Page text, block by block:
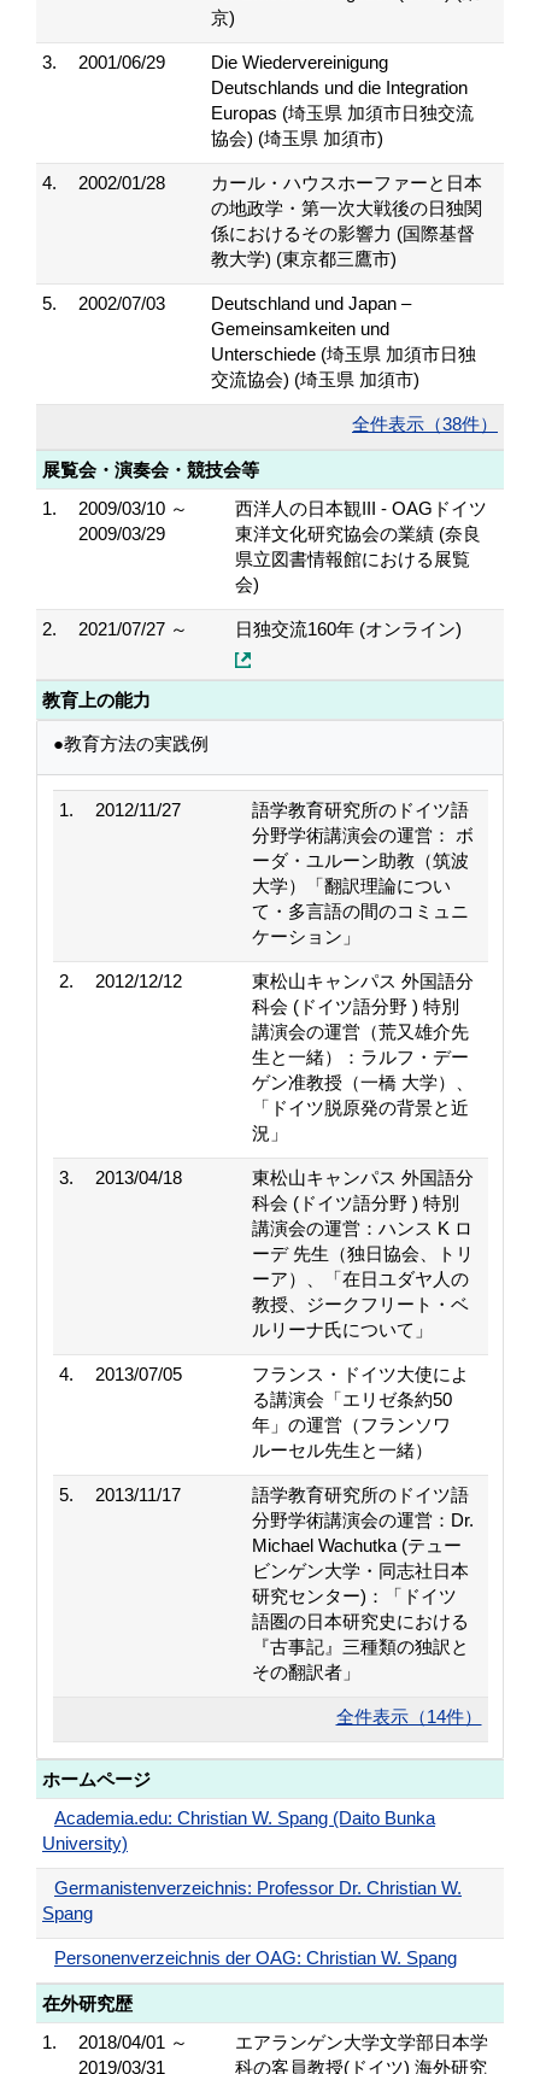
京)
3. 2001/06/29
Die Wiedervereinigung
Deutschlands und die Integration
Europas (埼玉県 加須市日独交流
協会) (埼玉県 加須市)
4. 2002/01/28
カール・ハウスホーファーと日本
の地政学・第一次大戦後の日独関
係におけるその影響力 (国際基督
教大学) (東京都三鷹市)
5. 2002/07/03
Deutschland und Japan –
Gemeinsamkeiten und
Unterschiede (埼玉県 加須市日独
交流協会) (埼玉県 加須市)
全件表示（38件）
展覧会・演奏会・競技会等
1.
2009/03/10 ～
2009/03/29
西洋人の日本観III - OAGドイツ
東洋文化研究協会の業績 (奈良
県立図書情報館における展覧
会)
2. 2021/07/27 ～ 日独交流160年 (オンライン)
教育上の能力
●教育方法の実践例
1. 2012/11/27
語学教育研究所のドイツ語
分野学術講演会の運営： ボ
ーダ・ユルーン助教（筑波
大学）「翻訳理論につい
て・多言語の間のコミュニ
ケーション」
2. 2012/12/12
東松山キャンパス 外国語分
科会 (ドイツ語分野 ) 特別
講演会の運営（荒又雄介先
生と一緒）：ラルフ・デー
ゲン准教授（一橋 大学）、
「ドイツ脱原発の背景と近
況」
3. 2013/04/18
東松山キャンパス 外国語分
科会 (ドイツ語分野 ) 特別
講演会の運営：ハンス K ロ
ーデ 先生（独日協会、トリ
ーア）、「在日ユダヤ人の
教授、ジークフリート・ベ
ルリーナ氏について」
4. 2013/07/05
フランス・ドイツ大使によ
る講演会「エリゼ条約50
年」の運営（フランソワ
ルーセル先生と一緒）
5. 2013/11/17
語学教育研究所のドイツ語
分野学術講演会の運営：Dr.
Michael Wachutka (テュー
ビンゲン大学・同志社日本
研究センター)：「ドイツ
語圏の日本研究史における
『古事記』三種類の独訳と
その翻訳者」
全件表示（14件）
ホームページ
Academia.edu: Christian W. Spang (Daito Bunka
University)
Germanistenverzeichnis: Professor Dr. Christian W.
Spang
Personenverzeichnis der OAG: Christian W. Spang
在外研究歴
1.
2018/04/01 ～
2019/03/31
エアランゲン大学文学部日本学
科の客員教授(ドイツ) 海外研究